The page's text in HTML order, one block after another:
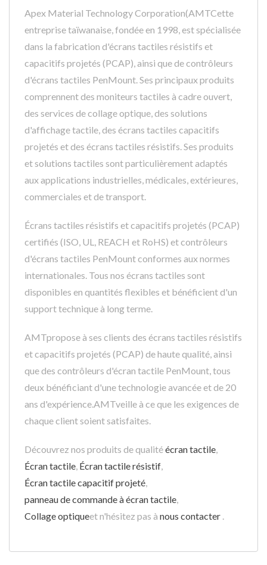
Apex Material Technology Corporation(AMTCette
entreprise taïwanaise, fondée en 1998, est spécialisée
dans la fabrication d'écrans tactiles résistifs et
capacitifs projetés (PCAP), ainsi que de contrôleurs
d'écrans tactiles PenMount. Ses principaux produits
comprennent des moniteurs tactiles à cadre ouvert,
des services de collage optique, des solutions
d'affichage tactile, des écrans tactiles capacitifs
projetés et des écrans tactiles résistifs. Ses produits
et solutions tactiles sont particulièrement adaptés
aux applications industrielles, médicales, extérieures,
commerciales et de transport.
Écrans tactiles résistifs et capacitifs projetés (PCAP)
certifiés (ISO, UL, REACH et RoHS) et contrôleurs
d'écrans tactiles PenMount conformes aux normes
internationales. Tous nos écrans tactiles sont
disponibles en quantités flexibles et bénéficient d'un
support technique à long terme.
AMTpropose à ses clients des écrans tactiles résistifs
et capacitifs projetés (PCAP) de haute qualité, ainsi
que des contrôleurs d'écran tactile PenMount, tous
deux bénéficiant d'une technologie avancée et de 20
ans d'expérience.AMTveille à ce que les exigences de
chaque client soient satisfaites.
Découvrez nos produits de qualitéécran tactile,
Écran tactile, Écran tactile résistif,
Écran tactile capacitif projeté,
panneau de commande à écran tactile,
Collage optiqueet n'hésitez pas à nous contacter .